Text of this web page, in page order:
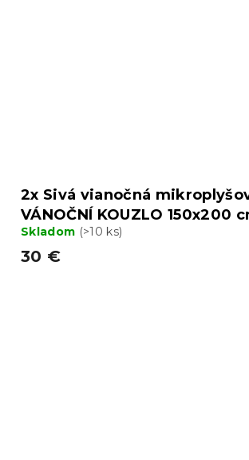
2x Sivá vianočná
VÁNOČNÍ KOUZLO 150x200
Skladom (>10 ks)
30 €